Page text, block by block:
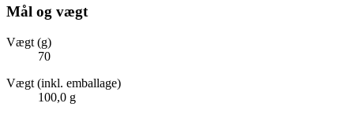
Mål og vægt
Vægt (g)
70
Vægt (inkl. emballage)
100,0 g